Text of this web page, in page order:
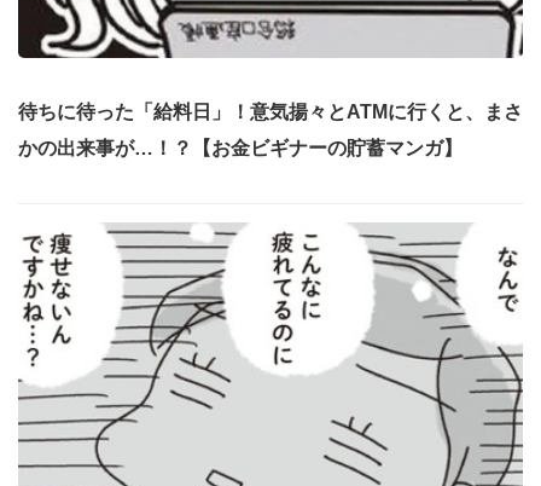
待ちに待った「給料日」！意気揚々とATMに行くと、まさ
かの出来事が…！？【お金ビギナーの貯蓄マンガ】